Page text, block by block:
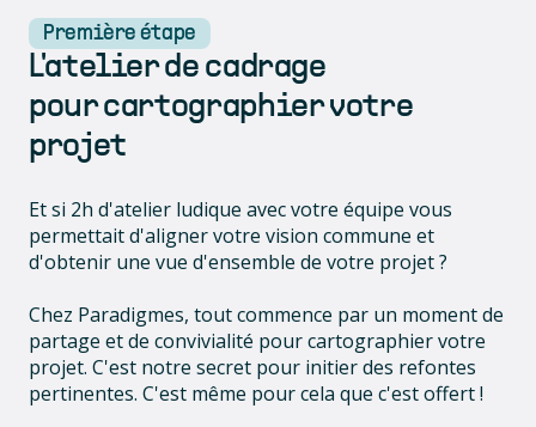
Première étape
L'atelier de cadrage
pour cartographier votre
projet
Et si 2h d'atelier ludique avec votre équipe vous
permettait d'aligner votre vision commune et
d'obtenir une vue d'ensemble de votre projet ?
Chez Paradigmes, tout commence par un moment de
partage et de convivialité pour cartographier votre
projet. C'est notre secret pour initier des refontes
pertinentes. C'est même pour cela que c'est offert !